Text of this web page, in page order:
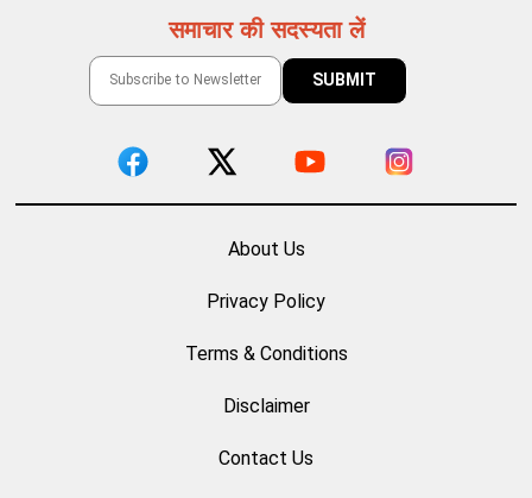
समाचार की सदस्यता लें
About Us
Privacy Policy
Terms & Conditions
Disclaimer
Contact Us